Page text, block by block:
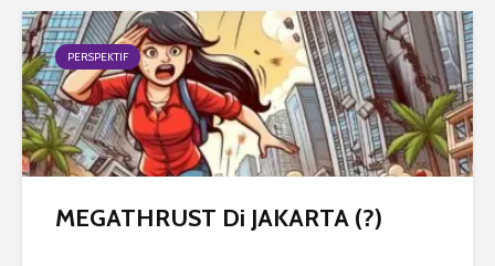
PERSPEKTIF
MEGATHRUST Di JAKARTA (?)